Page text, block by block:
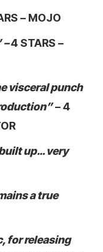
– MOJO
–4 STARS –
visceral punch
– 4
up… very
a true
for releasing